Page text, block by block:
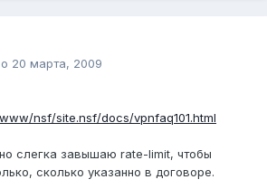
20 марта, 2009
nsf/site.nsf/docs/vpnfaq101.html
слегка завышаю rate-limit, чтобы
сколько указанно в договоре.